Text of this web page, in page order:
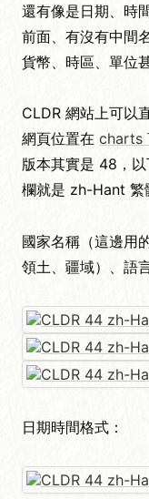
還有像是日期、時
前面、有沒有中間
貨幣、時區、單位
CLDR 網站上可以
網頁位置在 charts
版本其實是 48，
欄就是 zh-Hant 繁
國家名稱（這邊用
領土、疆域）、語
日期時間格式：